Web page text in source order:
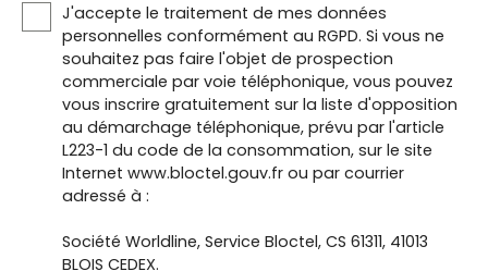
J'accepte le traitement de mes données
personnelles conformément au RGPD. Si vous ne
souhaitez pas faire l'objet de prospection
commerciale par voie téléphonique, vous pouvez
vous inscrire gratuitement sur la liste d'opposition
au démarchage téléphonique, prévu par l'article
L223-1 du code de la consommation, sur le site
Internet www.bloctel.gouv.fr ou par courrier
adressé à :
Société Worldline, Service Bloctel, CS 61311, 41013
BLOIS CEDEX.